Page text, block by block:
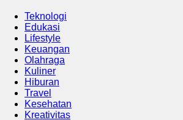
Teknologi
Edukasi
Lifestyle
Keuangan
Olahraga
Kuliner
Hiburan
Travel
Kesehatan
Kreativitas